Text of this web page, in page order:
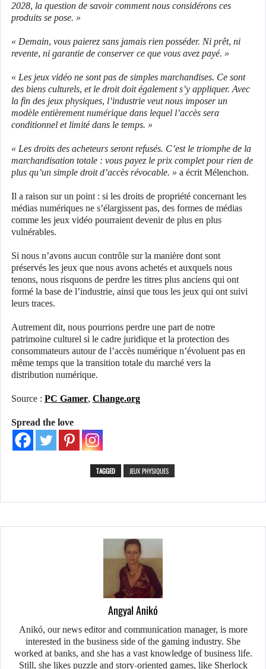
2028, la question de savoir comment nous considérons ces
produits se pose. »
« Demain, vous paierez sans jamais rien posséder. Ni prêt, ni
revente, ni garantie de conserver ce que vous avez payé. »
« Les jeux vidéo ne sont pas de simples marchandises. Ce sont
des biens culturels, et le droit doit également s’y appliquer. Avec
la fin des jeux physiques, l’industrie veut nous imposer un
modèle entièrement numérique dans lequel l’accès sera
conditionnel et limité dans le temps. »
« Les droits des acheteurs seront refusés. C’est le triomphe de la
marchandisation totale : vous payez le prix complet pour rien de
plus qu’un simple droit d’accès révocable. » a écrit Mélenchon.
Il a raison sur un point : si les droits de propriété concernant les
médias numériques ne s’élargissent pas, des formes de médias
comme les jeux vidéo pourraient devenir de plus en plus
vulnérables.
Si nous n’avons aucun contrôle sur la manière dont sont
préservés les jeux que nous avons achetés et auxquels nous
tenons, nous risquons de perdre les titres plus anciens qui ont
formé la base de l’industrie, ainsi que tous les jeux qui ont suivi
leurs traces.
Autrement dit, nous pourrions perdre une part de notre
patrimoine culturel si le cadre juridique et la protection des
consommateurs autour de l’accès numérique n’évoluent pas en
même temps que la transition totale du marché vers la
distribution numérique.
Source : PC Gamer, Change.org
Spread the love
TAGGED JEUX PHYSIQUES
Angyal Anikó
Anikó, our news editor and communication manager, is more
interested in the business side of the gaming industry. She
worked at banks, and she has a vast knowledge of business life.
Still, she likes puzzle and story-oriented games, like Sherlock